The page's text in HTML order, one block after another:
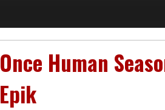
Once Human
Epik